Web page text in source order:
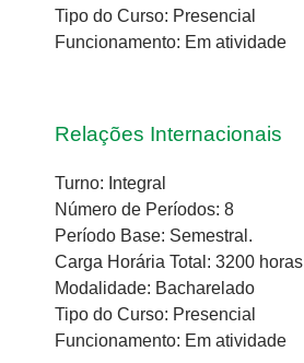
Tipo do Curso: Presencial
Funcionamento: Em atividade
Relações Internacionais
Turno: Integral
Número de Períodos: 8
Período Base: Semestral.
Carga Horária Total: 3200 horas
Modalidade: Bacharelado
Tipo do Curso: Presencial
Funcionamento: Em atividade